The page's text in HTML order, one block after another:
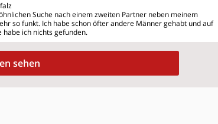
Suche nach einem zweiten Partner neben meinem
so funkt. Ich habe schon öfter andere Männer gehabt und auf
habe ich nichts gefunden.
sehen